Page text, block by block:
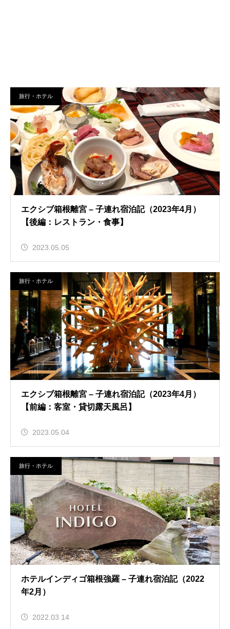
旅行・ホテル
エクシブ箱根離宮 – 子連れ宿泊記（2023年4月）
【後編：レストラン・食事】
2023.05.05
旅行・ホテル
エクシブ箱根離宮 – 子連れ宿泊記（2023年4月）
【前編：客室・貸切露天風呂】
2023.05.04
旅行・ホテル
ホテルインディゴ箱根強羅 – 子連れ宿泊記（2022
年2月）
2022.03.14